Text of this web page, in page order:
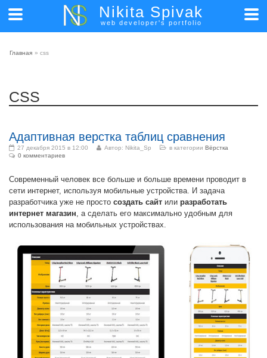
Nikita Spivak
web developer's portfolio
Главная » css
CSS
Адаптивная верстка таблиц сравнения
27 декабря 2015 в 12:00 Автор: Nikita_Sp в категории Вёрстка
0 комментариев
Современный человек все больше и больше времени проводит в
сети интернет, используя мобильные устройства. И задача
разработчика уже не просто создать сайт или разработать
интернет магазин, а сделать его максимально удобным для
использования на мобильных устройствах.